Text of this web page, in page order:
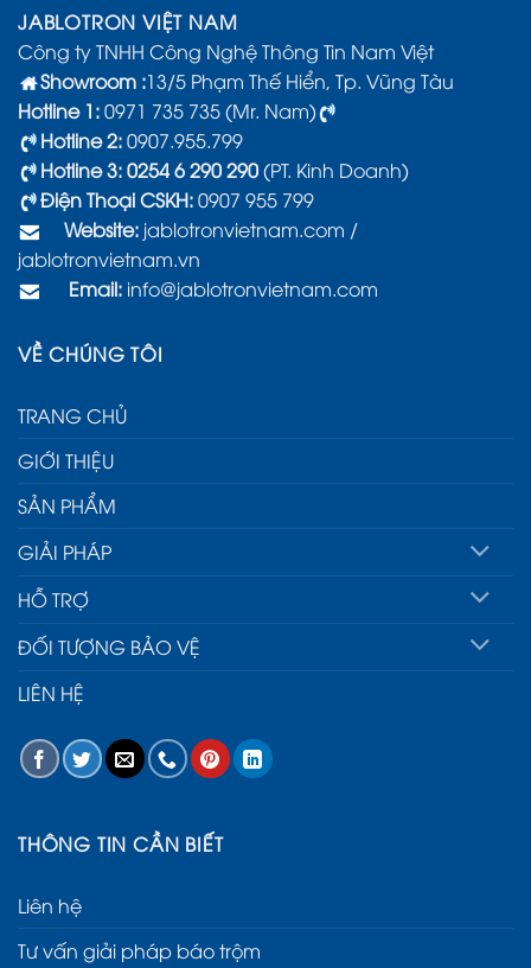
JABLOTRON VIỆT NAM
Công ty TNHH Công Nghệ Thông Tin Nam Việt
Showroom :13/5 Phạm Thế Hiển, Tp. Vũng Tàu
Hotline 1:0971 735 735 (Mr. Nam)
Hotline 2:0907.955.799
Hotline 3: 0254 6 290 290(PT. Kinh Doanh)
Điện Thoại CSKH:0907 955 799
Website: jablotronvietnam.com /
jablotronvietnam.vn
Email: info@jablotronvietnam.com
VỀ CHÚNG TÔI
TRANG CHỦ
GIỚI THIỆU
SẢN PHẨM
GIẢI PHÁP
HỖ TRỢ
ĐỐI TƯỢNG BẢO VỆ
LIÊN HỆ
THÔNG TIN CẦN BIẾT
Liên hệ
Tư vấn giải pháp báo trộm